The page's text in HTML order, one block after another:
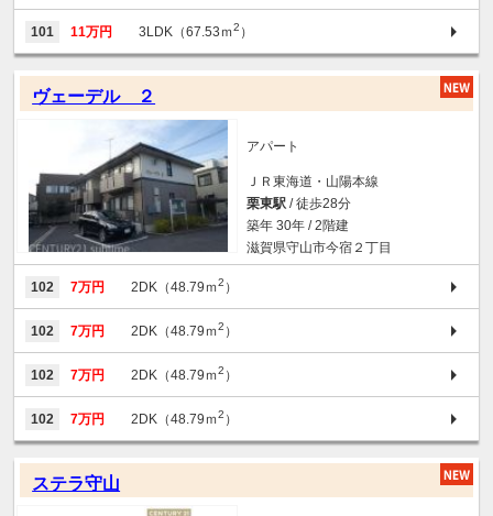
101 11万円 3LDK（67.53ｍ2 ）
ヴェーデル ２
アパート
ＪＲ東海道・山陽本線
栗東駅 / 徒歩28分
築年 30年 / 2階建
滋賀県守山市今宿２丁目
102 7万円 2DK（48.79ｍ2 ）
102 7万円 2DK（48.79ｍ2 ）
102 7万円 2DK（48.79ｍ2 ）
102 7万円 2DK（48.79ｍ2 ）
ステラ守山